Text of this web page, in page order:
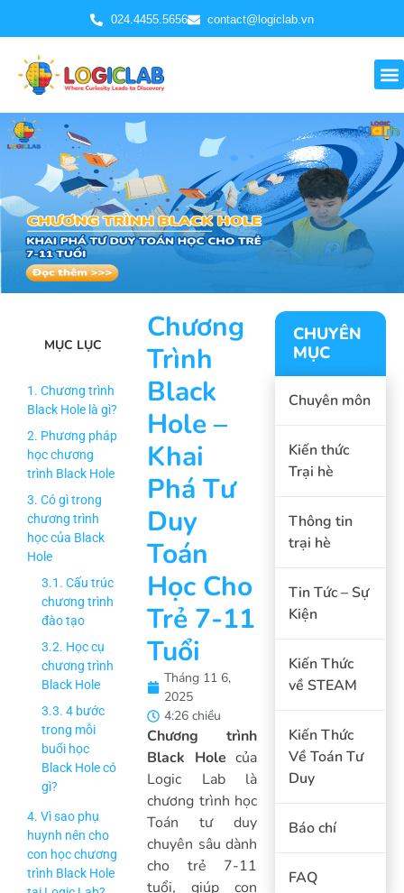
024.4455.5656 contact@logiclab.vn
MỤC LỤC
1. Chương trình
Black Hole là gì?
2. Phương pháp
học chương
trình Black Hole
3. Có gì trong
chương trình
học của Black
Hole
3.1. Cấu trúc
chương trình
đào tạo
3.2. Học cụ
chương trình
Black Hole
3.3. 4 bước
trong mỗi
buổi học
Black Hole có
gì?
4. Vì sao phụ
huynh nên cho
con học chương
trình Black Hole
Chương
Trình
Black
Hole –
Khai
Phá Tư
Duy
Toán
Học Cho
Trẻ 7-11
Tuổi
Tháng 11 6,
2025
4:26 chiều
Chương trình
Black Hole của
Logic Lab là
chương trình học
Toán tư duy
chuyên sâu dành
cho trẻ 7-11
tuổi, giúp con
CHUYÊN
MỤC
Báo chí
Chuyên môn
FAQ
Kiến thức
Trại hè
Kiến Thức
về STEAM
Kiến Thức
Về Toán Tư
Duy
Thông tin
trại hè
Tin Tức – Sự
Kiện